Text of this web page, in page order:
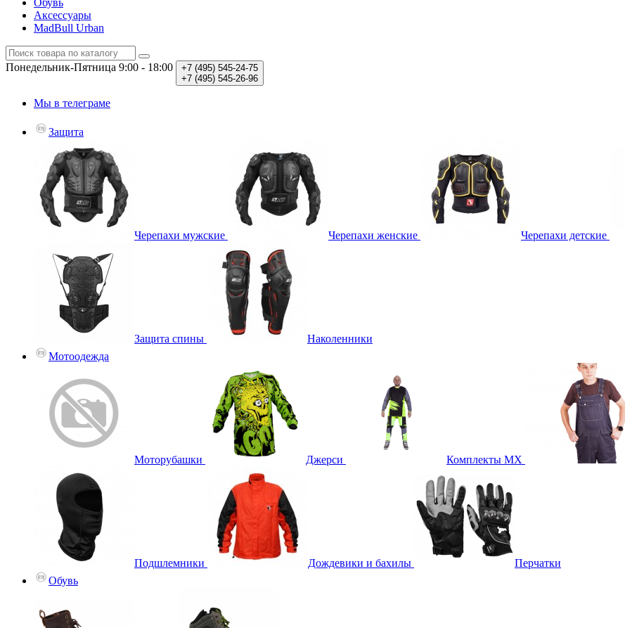
Обувь
Аксессуары
MadBull Urban
Понедельник-Пятница 9:00 - 18:00 +7 (495) 545-24-75
+7 (495) 545-26-96
Мы в телеграме
Защита
Черепахи мужские Черепахи женские Черепахи детские
Защита спины
Наколенники
Мотоодежда
Моторубашки Джерси Комплекты MX
Подшлемники Дождевики и бахилы
Перчатки
Обувь